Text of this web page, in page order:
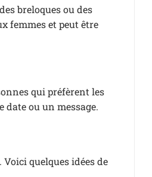
breloques ou des
femmes et peut être
qui préfèrent les
date ou un message.
quelques idées de